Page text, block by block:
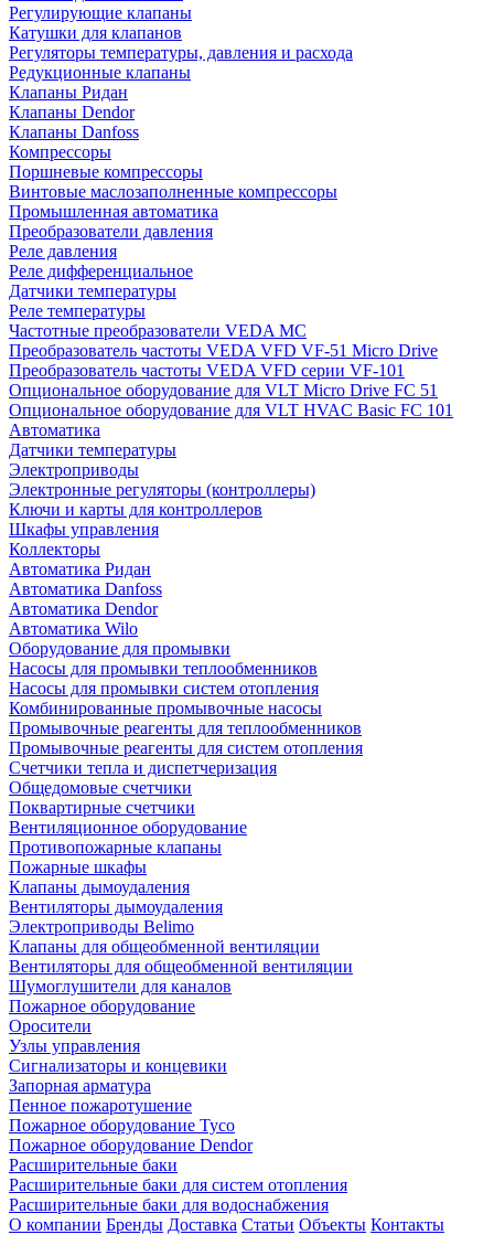
Регулирующие клапаны
Катушки для клапанов
Регуляторы температуры, давления и расхода
Редукционные клапаны
Клапаны Ридан
Клапаны Dendor
Клапаны Danfoss
Компрессоры
Поршневые компрессоры
Винтовые маслозаполненные компрессоры
Промышленная автоматика
Преобразователи давления
Реле давления
Реле дифференциальное
Датчики температуры
Реле температуры
Частотные преобразователи VEDA MC
Преобразователь частоты VEDA VFD VF-51 Micro Drive
Преобразователь частоты VEDA VFD серии VF-101
Опциональное оборудование для VLT Micro Drive FC 51
Опциональное оборудование для VLT HVAC Basic FC 101
Автоматика
Датчики температуры
Электроприводы
Электронные регуляторы (контроллеры)
Ключи и карты для контроллеров
Шкафы управления
Коллекторы
Автоматика Ридан
Автоматика Danfoss
Автоматика Dendor
Автоматика Wilo
Оборудование для промывки
Насосы для промывки теплообменников
Насосы для промывки систем отопления
Комбинированные промывочные насосы
Промывочные реагенты для теплообменников
Промывочные реагенты для систем отопления
Счетчики тепла и диспетчеризация
Общедомовые счетчики
Поквартирные счетчики
Вентиляционное оборудование
Противопожарные клапаны
Пожарные шкафы
Клапаны дымоудаления
Вентиляторы дымоудаления
Электроприводы Belimo
Клапаны для общеобменной вентиляции
Вентиляторы для общеобменной вентиляции
Шумоглушители для каналов
Пожарное оборудование
Оросители
Узлы управления
Сигнализаторы и концевики
Запорная арматура
Пенное пожаротушение
Пожарное оборудование Tyco
Пожарное оборудование Dendor
Расширительные баки
Расширительные баки для систем отопления
Расширительные баки для водоснабжения
О компании Бренды Доставка Статьи Объекты Контакты